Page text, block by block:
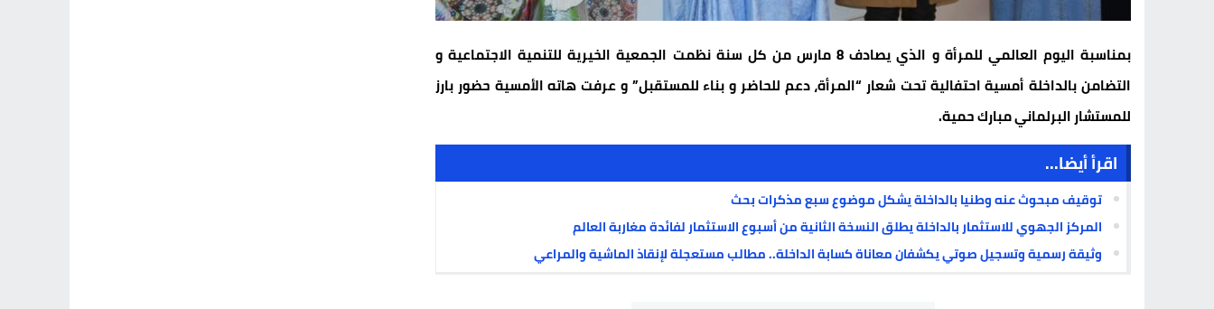
بمناسبة اليوم العالمي للمرأة و الذي يصادف 8 مارس من كل سنة نظمت الجمعية الخيرية للتنمية الاجتماعية و
التضامن بالداخلة أمسية احتفالية تحت شعار “المرأة، دعم للحاضر و بناء للمستقبل” و عرفت هاته الأمسية حضور بارز
للمستشار البرلماني مبارك حمية.
اقرأ أيضا...
توقيف مبحوث عنه وطنيا بالداخلة يشكل موضوع سبع مذكرات بحث
المركز الجهوي للاستثمار بالداخلة يطلق النسخة الثانية من أسبوع الاستثمار لفائدة مغاربة العالم
وثيقة رسمية وتسجيل صوتي يكشفان معاناة كسابة الداخلة.. مطالب مستعجلة لإنقاذ الماشية والمراعي